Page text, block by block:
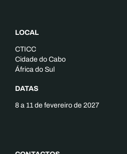
LOCAL
CTICC
Cidade do Cabo
África do Sul
DATAS
8 a 11 de fevereiro de 2027